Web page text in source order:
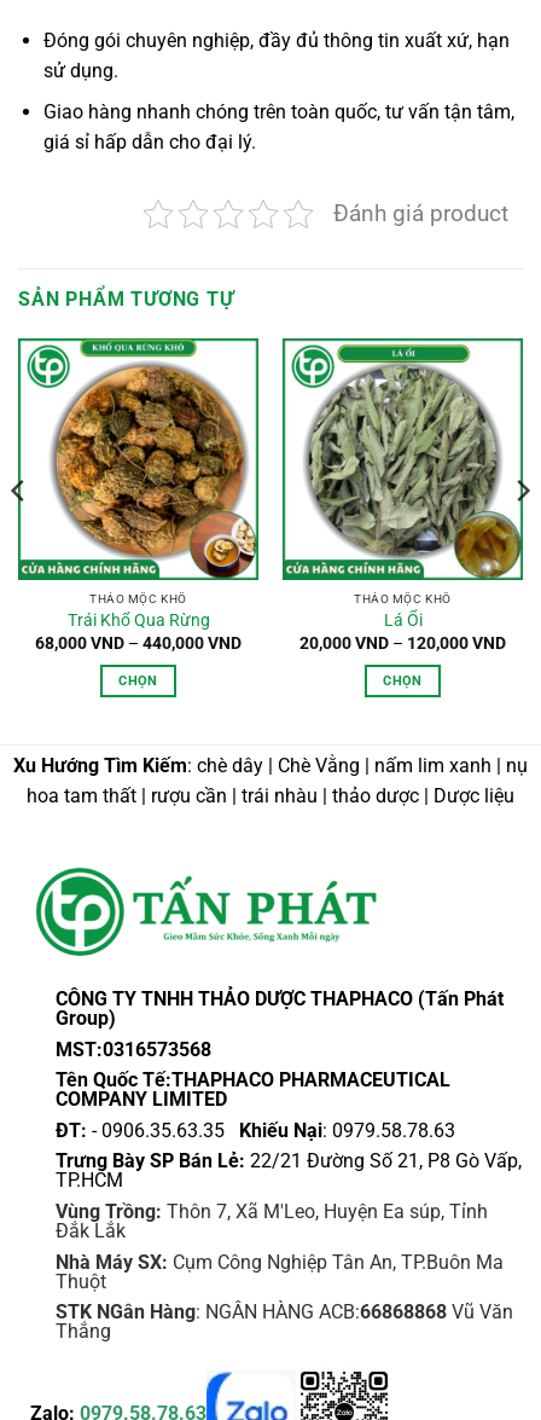
Đóng gói chuyên nghiệp, đầy đủ thông tin xuất xứ, hạn
sử dụng.
Giao hàng nhanh chóng trên toàn quốc, tư vấn tận tâm,
giá sỉ hấp dẫn cho đại lý.
Đánh giá product
SẢN PHẨM TƯƠNG TỰ
THẢO MỘC KHÔ
Trái Khổ Qua Rừng
68,000VND – 440,000VNDKhoảng
CHỌN
này
có
nhiều
chọn
thể
chọn
trang
phẩm
THẢO MỘC KHÔ
Lá Ổi
20,000VND – 120,000VND
CHỌN
này
nhiều
thể
được
trang
phẩm
Xu Hướng Tìm Kiếm: chè dây | Chè Vằng | nấm lim xanh | nụ
hoa tam thất | rượu cần | trái nhàu | thảo dược | Dược liệu
CÔNG TY TNHH THẢO DƯỢC THAPHACO (Tấn Phát
Group)
MST:0316573568
Tên Quốc Tế:THAPHACO PHARMACEUTICAL
COMPANY LIMITED
ĐT: - 0906.35.63.35 Khiếu Nại: 0979.58.78.63
Trưng Bày SP Bán Lẻ: 22/21 Đường Số 21, P8 Gò Vấp,
TP.HCM
Vùng Trồng: Thôn 7, Xã M'Leo, Huyện Ea súp, Tỉnh
Đắk Lắk
Nhà Máy SX: Cụm Công Nghiệp Tân An, TP.Buôn Ma
Thuột
STK NGân Hàng: NGÂN HÀNG ACB:66868868Vũ Văn
Thắng
Zalo: 0979.58.78.63